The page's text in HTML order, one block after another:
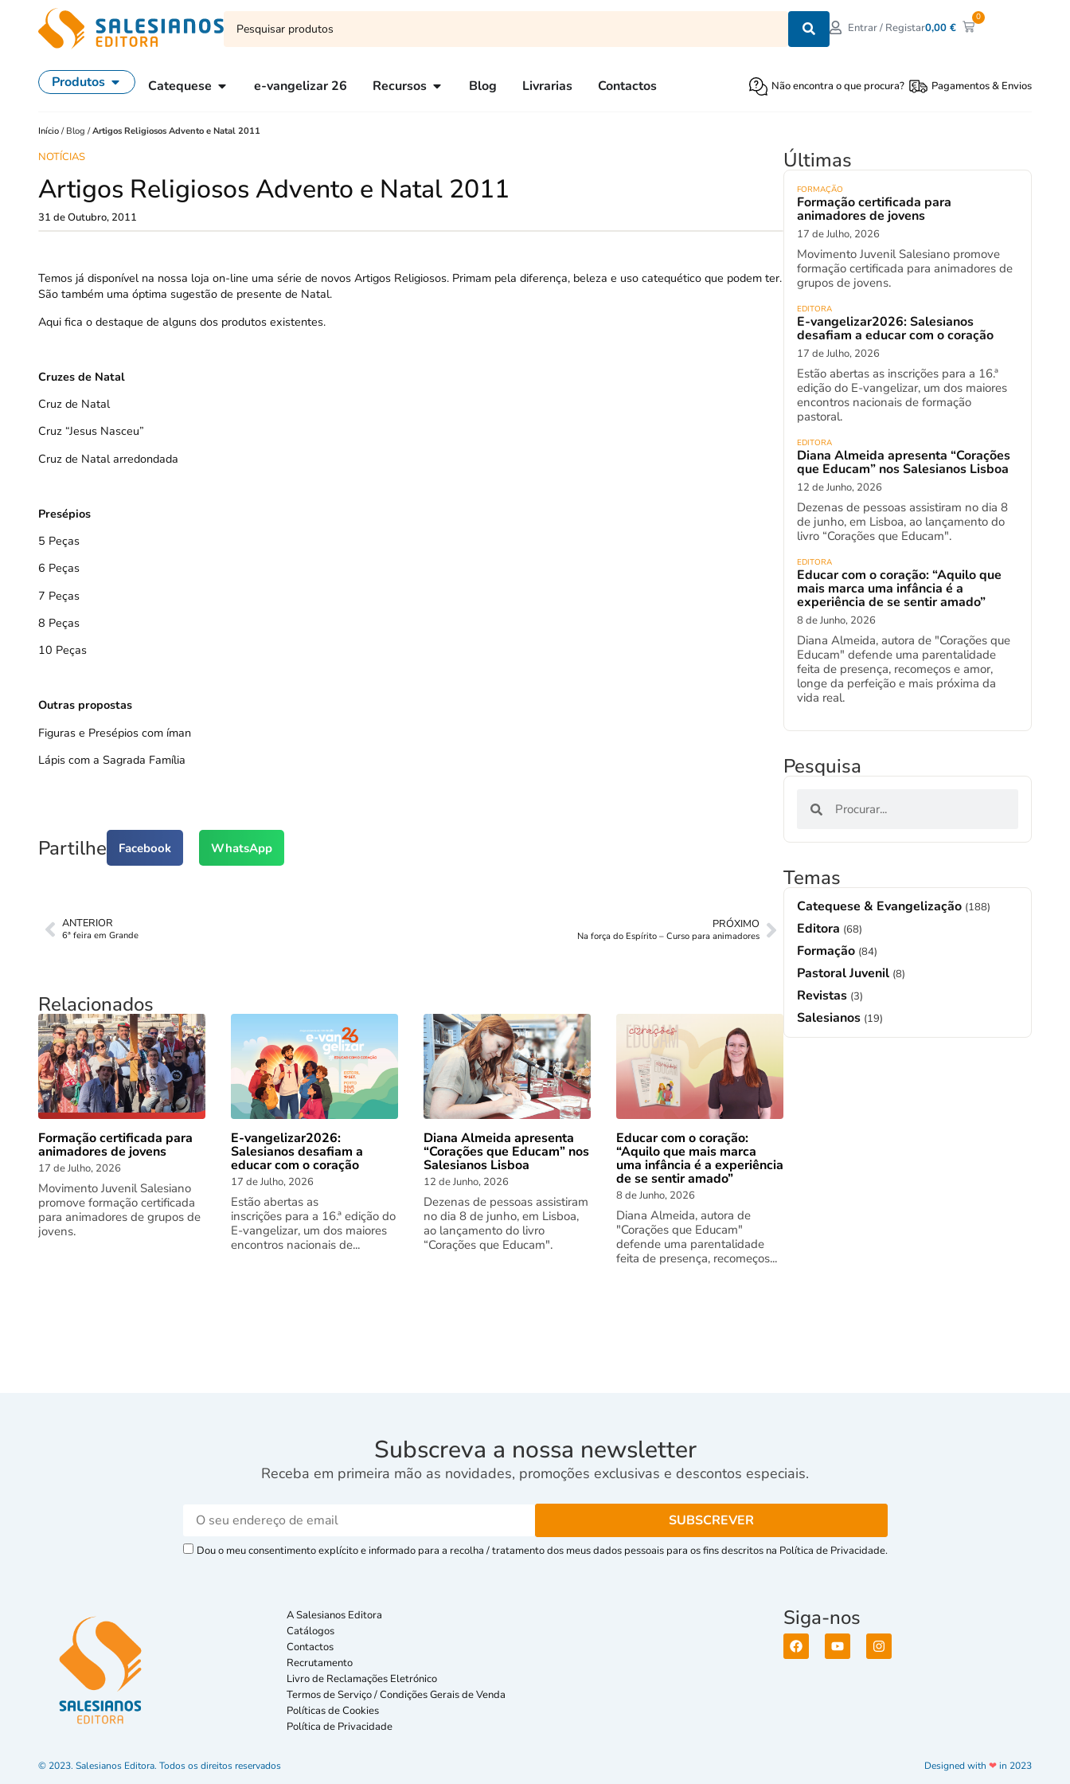
Entrar / Registar0,00€
0
Produtos Catequese e-vangelizar 26 Recursos Blog Livrarias Contactos Não encontra o que procura? Pagamentos & Envios
Início / Blog /Artigos Religiosos Advento e Natal 2011
NOTÍCIAS
Artigos Religiosos Advento e Natal 2011
31 de Outubro, 2011
Temos já disponível na nossa loja on-line uma série de novos Artigos Religiosos. Primam pela diferença, beleza e uso catequético que podem ter.
São também uma óptima sugestão de presente de Natal.
Aqui fica o destaque de alguns dos produtos existentes.
Cruzes de Natal
Cruz de Natal
Cruz “Jesus Nasceu”
Cruz de Natal arredondada
Presépios
5 Peças
6 Peças
7 Peças
8 Peças
10 Peças
Outras propostas
Figuras e Presépios com íman
Lápis com a Sagrada Família
Partilhe Facebook WhatsApp
ANTERIOR
6ª feira em Grande
PRÓXIMO
Na força do Espírito – Curso para animadores
Relacionados
Formação certificada para
animadores de jovens
17 de Julho, 2026
Movimento Juvenil Salesiano
promove formação certificada
para animadores de grupos de
jovens.
E-vangelizar2026:
Salesianos desafiam a
educar com o coração
17 de Julho, 2026
Estão abertas as
inscrições para a 16.ª edição do
E-vangelizar, um dos maiores
encontros nacionais de...
Diana Almeida apresenta
“Corações que Educam” nos
Salesianos Lisboa
12 de Junho, 2026
Dezenas de pessoas assistiram
no dia 8 de junho, em Lisboa,
ao lançamento do livro
“Corações que Educam".
Educar com o coração:
“Aquilo que mais marca
uma infância é a experiência
de se sentir amado”
8 de Junho, 2026
Diana Almeida, autora de
"Corações que Educam"
defende uma parentalidade
feita de presença, recomeços...
Últimas
FORMAÇÃO
Formação certificada para
animadores de jovens
17 de Julho, 2026
Movimento Juvenil Salesiano promove
formação certificada para animadores de
grupos de jovens.
EDITORA
E-vangelizar2026: Salesianos
desafiam a educar com o coração
17 de Julho, 2026
Estão abertas as inscrições para a 16.ª
edição do E-vangelizar, um dos maiores
encontros nacionais de formação
pastoral.
EDITORA
Diana Almeida apresenta “Corações
que Educam” nos Salesianos Lisboa
12 de Junho, 2026
Dezenas de pessoas assistiram no dia 8
de junho, em Lisboa, ao lançamento do
livro “Corações que Educam".
EDITORA
Educar com o coração: “Aquilo que
mais marca uma infância é a
experiência de se sentir amado”
8 de Junho, 2026
Diana Almeida, autora de "Corações que
Educam" defende uma parentalidade
feita de presença, recomeços e amor,
longe da perfeição e mais próxima da
vida real.
Pesquisa
Temas
Catequese & Evangelização (188)
Editora (68)
Formação (84)
Pastoral Juvenil (8)
Revistas (3)
Salesianos (19)
Subscreva a nossa newsletter
Receba em primeira mão as novidades, promoções exclusivas e descontos especiais.
Dou o meu consentimento explícito e informado para a recolha / tratamento dos meus dados pessoais para os fins descritos na Política de Privacidade.
A Salesianos Editora
Catálogos
Contactos
Recrutamento
Livro de Reclamações Eletrónico
Termos de Serviço / Condições Gerais de Venda
Políticas de Cookies
Política de Privacidade
Siga-nos
© 2023. Salesianos Editora. Todos os direitos reservados Designed with ❤in 2023